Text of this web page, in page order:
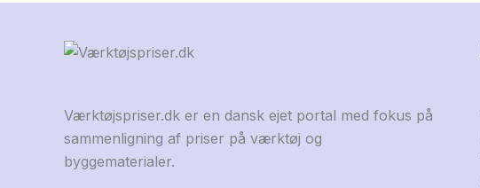
Værktøjspriser.dk er en dansk ejet portal med fokus på
sammenligning af priser på værktøj og
byggematerialer.